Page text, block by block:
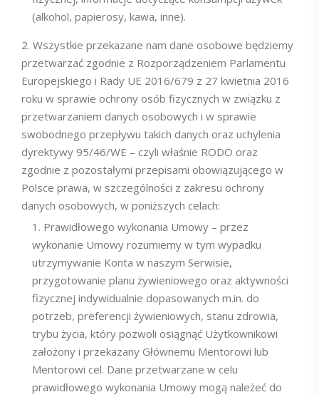
(alkohol, papierosy, kawa, inne).
Wszystkie przekazane nam dane osobowe będziemy
przetwarzać zgodnie z Rozporządzeniem Parlamentu
Europejskiego i Rady UE 2016/679 z 27 kwietnia 2016
roku w sprawie ochrony osób fizycznych w związku z
przetwarzaniem danych osobowych i w sprawie
swobodnego przepływu takich danych oraz uchylenia
dyrektywy 95/46/WE – czyli właśnie RODO oraz
zgodnie z pozostałymi przepisami obowiązującego w
Polsce prawa, w szczególności z zakresu ochrony
danych osobowych, w poniższych celach:
Prawidłowego wykonania Umowy – przez
wykonanie Umowy rozumiemy w tym wypadku
utrzymywanie Konta w naszym Serwisie,
przygotowanie planu żywieniowego oraz aktywności
fizycznej indywidualnie dopasowanych m.in. do
potrzeb, preferencji żywieniowych, stanu zdrowia,
trybu życia, który pozwoli osiągnąć Użytkownikowi
założony i przekazany Głównemu Mentorowi lub
Mentorowi cel. Dane przetwarzane w celu
prawidłowego wykonania Umowy mogą należeć do